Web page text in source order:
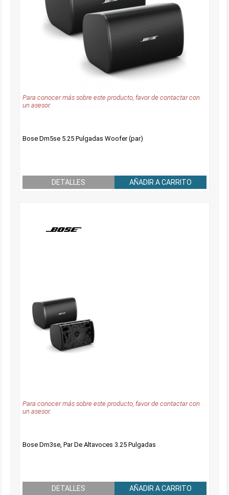
Para conocer más sobre este producto, favor de contactar con
un asesor.
Bose Dm5se 5.25 Pulgadas Woofer (par)
DETALLES AÑADIR A CARRITO
Para conocer más sobre este producto, favor de contactar con
un asesor.
Bose Dm3se, Par De Altavoces 3.25 Pulgadas
DETALLES AÑADIR A CARRITO